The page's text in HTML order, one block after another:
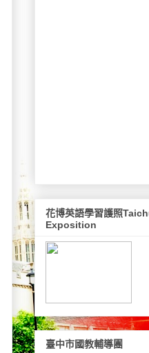
花博英語學習護照
Exposition
臺中市國教輔導團